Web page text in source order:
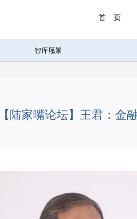
首 页
智库愿景
陆家嘴论坛】王君：金